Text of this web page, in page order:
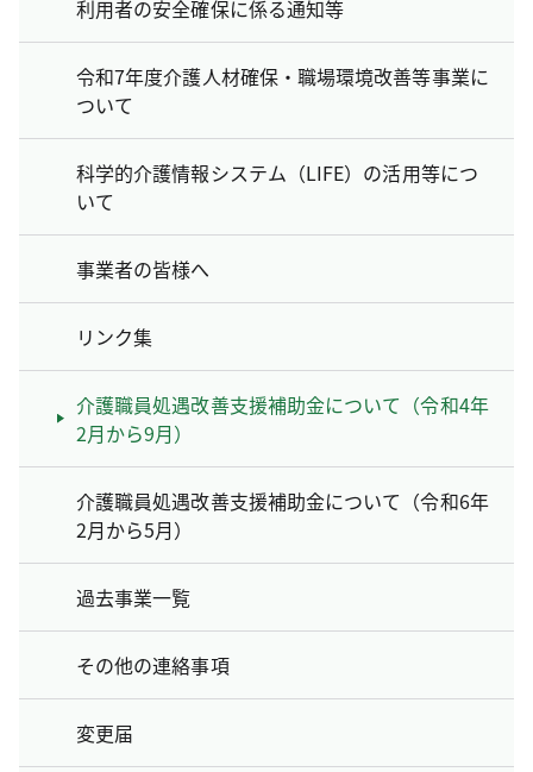
利用者の安全確保に係る通知等
令和7年度介護人材確保・職場環境改善等事業に
ついて
科学的介護情報システム（LIFE）の活用等につ
いて
事業者の皆様へ
リンク集
介護職員処遇改善支援補助金について（令和4年
2月から9月）
介護職員処遇改善支援補助金について（令和6年
2月から5月）
過去事業一覧
その他の連絡事項
変更届